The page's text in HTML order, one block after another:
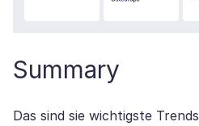
Summary
Das sind sie wichtigste